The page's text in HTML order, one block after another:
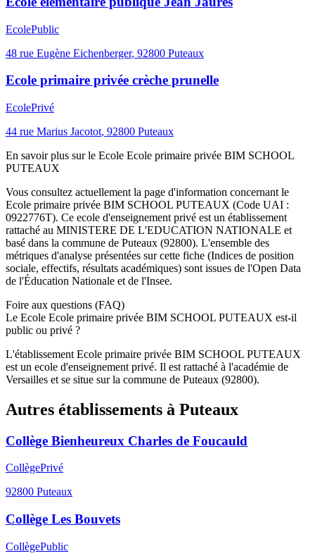
EcolePublic
48 rue Eugène Eichenberger, 92800 Puteaux
Ecole primaire privée crèche prunelle
EcolePrivé
44 rue Marius Jacotot, 92800 Puteaux
En savoir plus sur le Ecole Ecole primaire privée BIM SCHOOL
PUTEAUX
Vous consultez actuellement la page d'information concernant le
Ecole primaire privée BIM SCHOOL PUTEAUX (Code UAI :
0922776T). Ce ecole d'enseignement privé est un établissement
rattaché au MINISTERE DE L'EDUCATION NATIONALE et
basé dans la commune de Puteaux (92800). L'ensemble des
métriques d'analyse présentées sur cette fiche (Indices de position
sociale, effectifs, résultats académiques) sont issues de l'Open Data
de l'Éducation Nationale et de l'Insee.
Foire aux questions (FAQ)
Le Ecole Ecole primaire privée BIM SCHOOL PUTEAUX est-il
public ou privé ?
L'établissement Ecole primaire privée BIM SCHOOL PUTEAUX
est un ecole d'enseignement privé. Il est rattaché à l'académie de
Versailles et se situe sur la commune de Puteaux (92800).
Autres établissements à Puteaux
Collège Bienheureux Charles de Foucauld
CollègePrivé
92800 Puteaux
Collège Les Bouvets
CollègePublic